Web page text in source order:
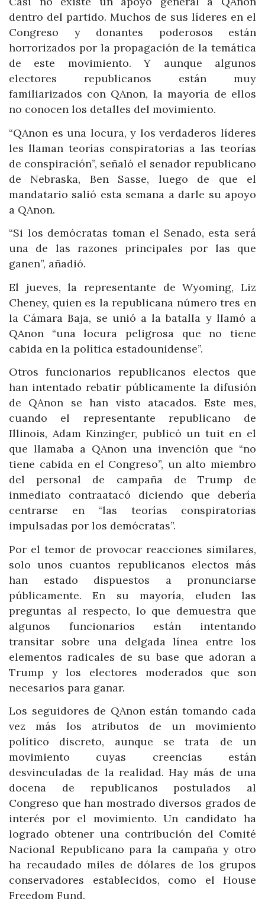
dentro del partido. Muchos de sus líderes en el
Congreso y donantes poderosos están
horrorizados por la propagación de la temática
de este movimiento. Y aunque algunos
electores republicanos están muy
familiarizados con QAnon, la mayoría de ellos
no conocen los detalles del movimiento.
“QAnon es una locura, y los verdaderos líderes
les llaman teorías conspiratorias a las teorías
de conspiración”, señaló el senador republicano
de Nebraska, Ben Sasse, luego de que el
mandatario salió esta semana a darle su apoyo
a QAnon.
“Si los demócratas toman el Senado, esta será
una de las razones principales por las que
ganen”, añadió.
El jueves, la representante de Wyoming, Liz
Cheney, quien es la republicana número tres en
la Cámara Baja, se unió a la batalla y llamó a
QAnon “una locura peligrosa que no tiene
cabida en la política estadounidense”.
Otros funcionarios republicanos electos que
han intentado rebatir públicamente la difusión
de QAnon se han visto atacados. Este mes,
cuando el representante republicano de
Illinois, Adam Kinzinger, publicó un tuit en el
que llamaba a QAnon una invención que “no
tiene cabida en el Congreso”, un alto miembro
del personal de campaña de Trump de
inmediato contraatacó diciendo que debería
centrarse en “las teorías conspiratorias
impulsadas por los demócratas”.
Por el temor de provocar reacciones similares,
solo unos cuantos republicanos electos más
han estado dispuestos a pronunciarse
públicamente. En su mayoría, eluden las
preguntas al respecto, lo que demuestra que
algunos funcionarios están intentando
transitar sobre una delgada línea entre los
elementos radicales de su base que adoran a
Trump y los electores moderados que son
necesarios para ganar.
Los seguidores de QAnon están tomando cada
vez más los atributos de un movimiento
político discreto, aunque se trata de un
movimiento cuyas creencias están
desvinculadas de la realidad. Hay más de una
docena de republicanos postulados al
Congreso que han mostrado diversos grados de
interés por el movimiento. Un candidato ha
logrado obtener una contribución del Comité
Nacional Republicano para la campaña y otro
ha recaudado miles de dólares de los grupos
conservadores establecidos, como el House
Freedom Fund.